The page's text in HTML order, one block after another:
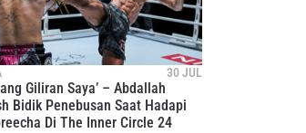
30 JUL
Giliran Saya’ – Abdallah
Bidik Penebusan Saat Hadapi
Di The Inner Circle 24